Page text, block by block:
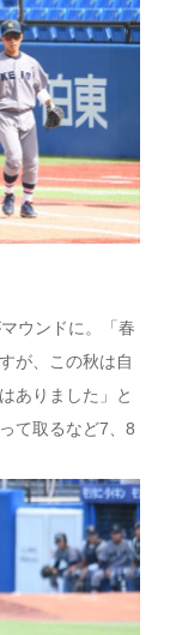
ウンドに。「春
が、この秋は自
ありました」と
て取るなど7、8